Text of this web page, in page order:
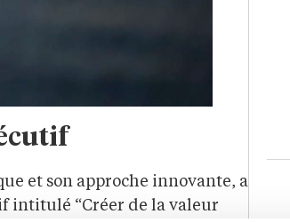
et son approche innovante, a
intitulé “Créer de la valeur